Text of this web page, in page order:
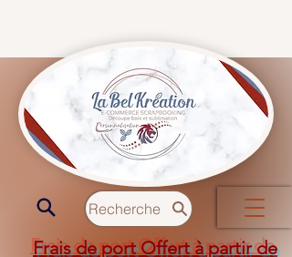
Recherche
Frais de port Offert à partir de